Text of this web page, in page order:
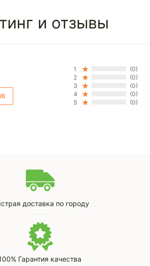
и отзывы
1
(0)
2
(0)
3
(0)
4
(0)
5
(0)
доставка по городу
Гарантия качества